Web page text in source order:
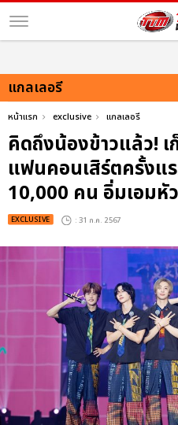
แกลเลอรี
หน้าแรก exclusive แกลเลอรี
คิดถึงน้องข้าวแล้ว!
แฟนคอนเสิร์ตครั้งแ
10,000 คน อิ่มเอมหั
EXCLUSIVE : 31 ก.ค. 2567